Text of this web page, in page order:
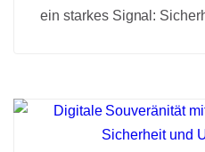
ein starkes Signal: